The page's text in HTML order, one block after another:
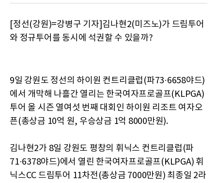
[정선(강원)=강병구 기자]김나현2(미즈노)가 드림투어
와 정규투어를 동시에 석권할 수 있을까?
9일 강원도 정선의 하이원 컨트리클럽(파73·6658야드)
에서 개막해 나흘간 열리는 한국여자프로골프(KLPGA)
투어 올 시즌 열여섯 번째 대회인 하이원 리조트 여자오
픈(총상금 10억 원, 우승상금 1억 8000만원).
김나현2가 8일 강원도 평창의 휘닉스 컨트리클럽(파
71·6378야드)에서 열린 한국여자프로골프(KLPGA) 휘
닉스CC 드림투어 11차전(총상금 7000만원) 최종일 2라